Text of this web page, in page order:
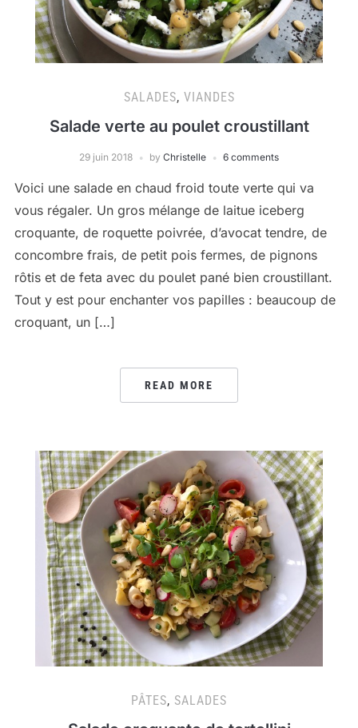
SALADES, VIANDES
Salade verte au poulet croustillant
29 juin 2018 by Christelle 6 comments
Voici une salade en chaud froid toute verte qui va
vous régaler. Un gros mélange de laitue iceberg
croquante, de roquette poivrée, d’avocat tendre, de
concombre frais, de petit pois fermes, de pignons
rôtis et de feta avec du poulet pané bien croustillant.
Tout y est pour enchanter vos papilles : beaucoup de
croquant, un […]
READ MORE
PÂTES, SALADES